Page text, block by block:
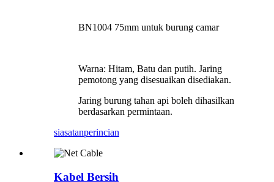
BN1004 75mm untuk burung camar
Warna: Hitam, Batu dan putih. Jaring
pemotong yang disesuaikan disediakan.
Jaring burung tahan api boleh dihasilkan
berdasarkan permintaan.
siasatanperincian
Kabel Bersih